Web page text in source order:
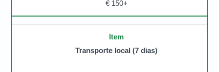
€ 150+
Transporte local (7 dias)